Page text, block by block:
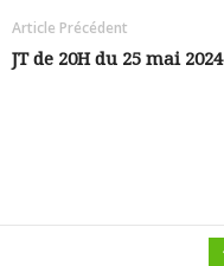
Article Précédent
JT de 20H du 25 mai 2024